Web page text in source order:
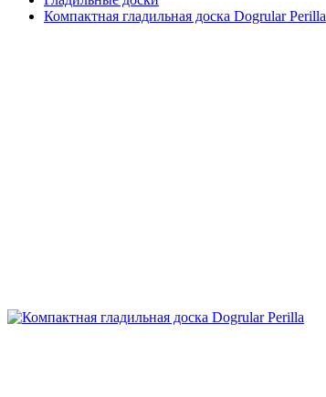
Компактная гладильная доска Dogrular Perilla